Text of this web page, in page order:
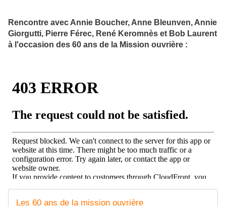
Rencontre avec Annie Boucher, Anne Bleunven, Annie
Giorgutti, Pierre Férec, René Keromnès et Bob Laurent
à l'occasion des 60 ans de la Mission ouvrière :
Les 60 ans de la mission ouvrière